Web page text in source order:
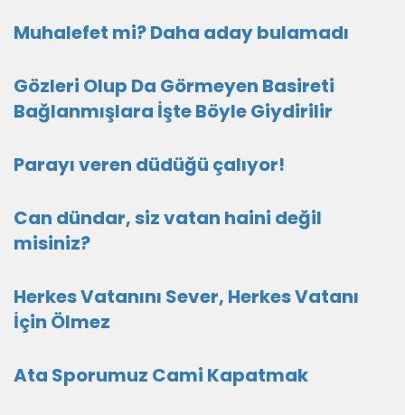
Muhalefet mi? Daha aday bulamadı
Gözleri Olup Da Görmeyen Basireti
Bağlanmışlara İşte Böyle Giydirilir
Parayı veren düdüğü çalıyor!
Can dündar, siz vatan haini değil
misiniz?
Herkes Vatanını Sever, Herkes Vatanı
İçin Ölmez
Ata Sporumuz Cami Kapatmak